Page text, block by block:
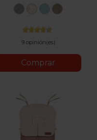
Grey
U72
9 opinión(es)
Comprar